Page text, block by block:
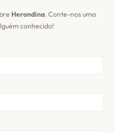
Herondina. Conte-nos uma
conhecido!